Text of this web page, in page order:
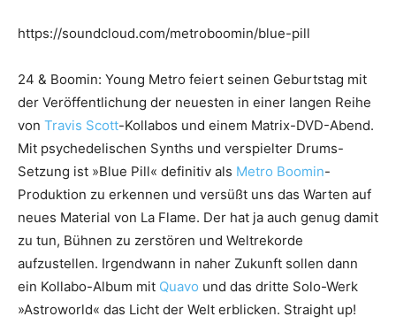
https://soundcloud.com/metroboomin/blue-pill
24 & Boomin: Young Metro feiert seinen Geburtstag mit
der Veröffentlichung der neuesten in einer langen Reihe
von Travis Scott-Kollabos und einem Matrix-DVD-Abend.
Mit psychedelischen Synths und verspielter Drums-
Setzung ist »Blue Pill« definitiv als Metro Boomin-
Produktion zu erkennen und versüßt uns das Warten auf
neues Material von La Flame. Der hat ja auch genug damit
zu tun, Bühnen zu zerstören und Weltrekorde
aufzustellen. Irgendwann in naher Zukunft sollen dann
ein Kollabo-Album mit Quavo und das dritte Solo-Werk
»Astroworld« das Licht der Welt erblicken. Straight up!